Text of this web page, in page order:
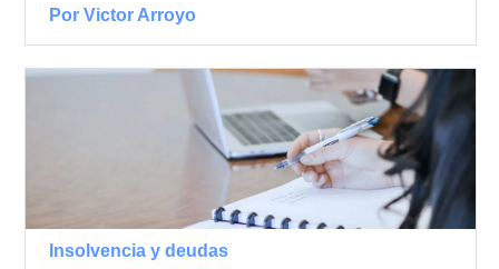
Por Victor Arroyo
Insolvencia y deudas